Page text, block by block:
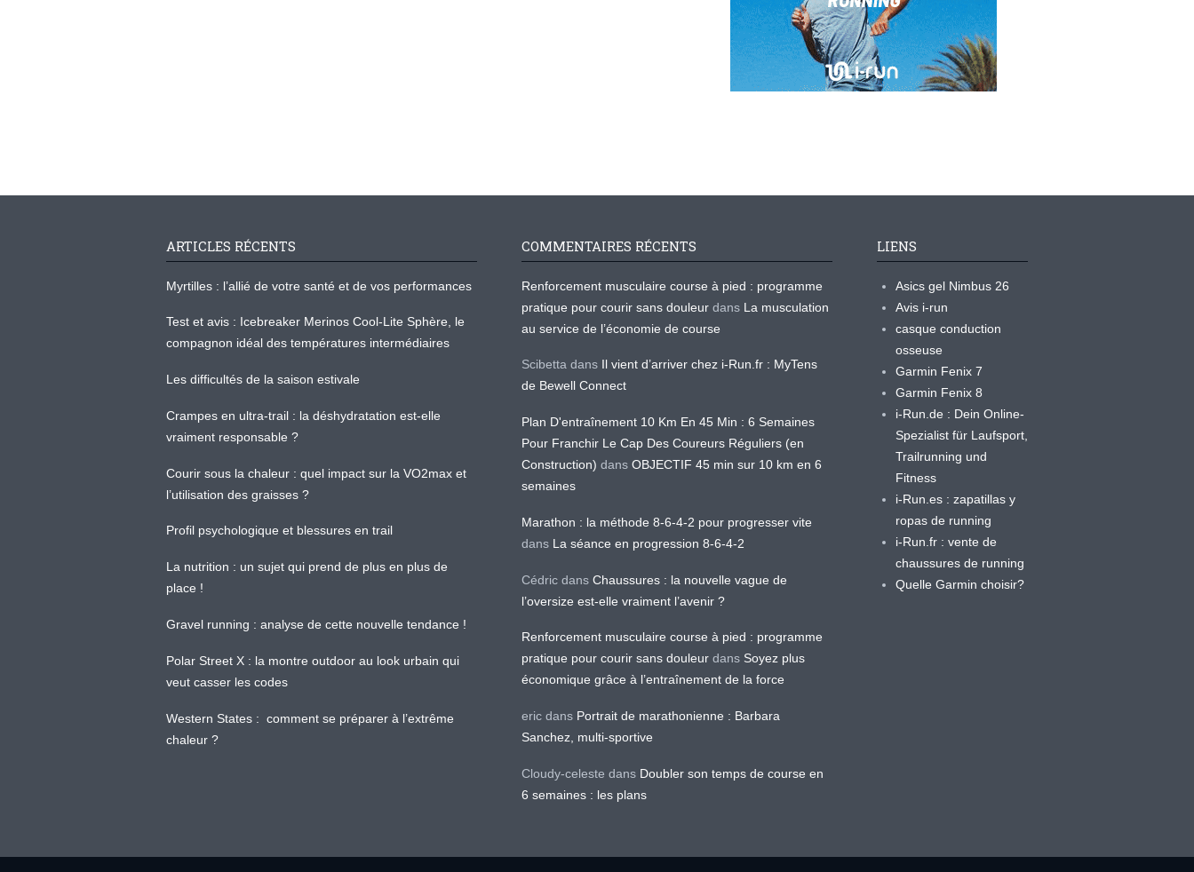
ARTICLES RÉCENTS
Myrtilles : l’allié de votre santé et de vos performances
Test et avis : Icebreaker Merinos Cool-Lite Sphère, le
compagnon idéal des températures intermédiaires
Les difficultés de la saison estivale
Crampes en ultra-trail : la déshydratation est-elle
vraiment responsable ?
Courir sous la chaleur : quel impact sur la VO2max et
l’utilisation des graisses ?
Profil psychologique et blessures en trail
La nutrition : un sujet qui prend de plus en plus de
place !
Gravel running : analyse de cette nouvelle tendance !
Polar Street X : la montre outdoor au look urbain qui
veut casser les codes
Western States : comment se préparer à l’extrême
chaleur ?
COMMENTAIRES RÉCENTS
Renforcement musculaire course à pied : programme
pratique pour courir sans douleur dans La musculation
au service de l’économie de course
Scibetta dans Il vient d’arriver chez i-Run.fr : MyTens
de Bewell Connect
Plan D'entraînement 10 Km En 45 Min : 6 Semaines
Pour Franchir Le Cap Des Coureurs Réguliers (en
Construction) dans OBJECTIF 45 min sur 10 km en 6
semaines
Marathon : la méthode 8-6-4-2 pour progresser vite
dans La séance en progression 8-6-4-2
Cédric dans Chaussures : la nouvelle vague de
l’oversize est-elle vraiment l’avenir ?
Renforcement musculaire course à pied : programme
pratique pour courir sans douleur dans Soyez plus
économique grâce à l’entraînement de la force
eric dans Portrait de marathonienne : Barbara
Sanchez, multi-sportive
Cloudy-celeste dans Doubler son temps de course en
6 semaines : les plans
LIENS
Asics gel Nimbus 26
Avis i-run
casque conduction
osseuse
Garmin Fenix 7
Garmin Fenix 8
i-Run.de : Dein Online-
Spezialist für Laufsport,
Trailrunning und
Fitness
i-Run.es : zapatillas y
ropas de running
i-Run.fr : vente de
chaussures de running
Quelle Garmin choisir?